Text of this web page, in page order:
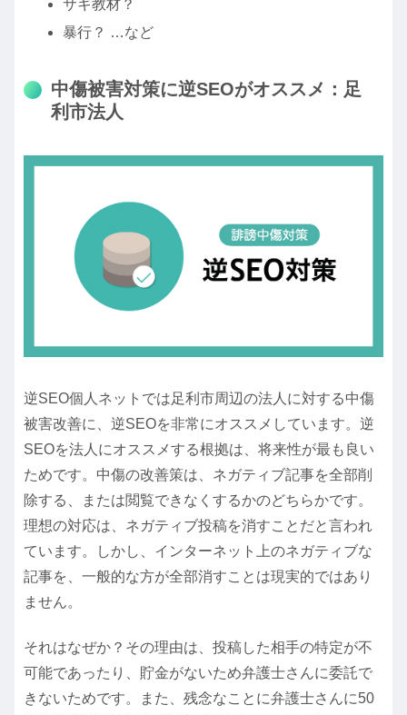
サギ教材？
暴行？ …など
中傷被害対策に逆SEOがオススメ：足
利市法人
逆SEO個人ネットでは足利市周辺の法人に対する中傷
被害改善に、逆SEOを非常にオススメしています。逆
SEOを法人にオススメする根拠は、将来性が最も良い
ためです。中傷の改善策は、ネガティブ記事を全部削
除する、または閲覧できなくするかのどちらかです。
理想の対応は、ネガティブ投稿を消すことだと言われ
ています。しかし、インターネット上のネガティブな
記事を、一般的な方が全部消すことは現実的ではあり
ません。
それはなぜか？その理由は、投稿した相手の特定が不
可能であったり、貯金がないため弁護士さんに委託で
きないためです。また、残念なことに弁護士さんに50